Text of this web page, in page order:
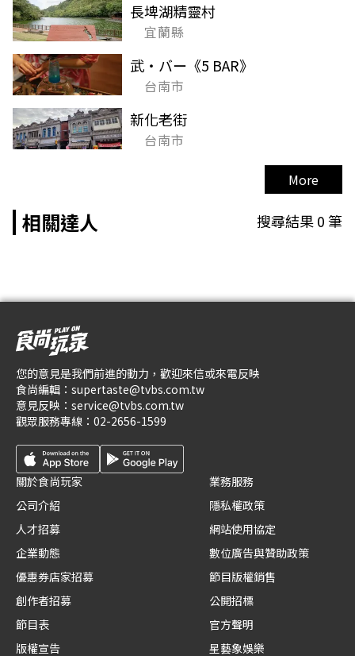
長埤湖精靈村
宜蘭縣
武・バー《5 BAR》
台南市
新化老街
台南市
More
相關達人 搜尋結果0筆
您的意見是我們前進的動力，歡迎來信或來電反映
食尚編輯： supertaste@tvbs.com.tw
意見反映： service@tvbs.com.tw
觀眾服務專線： 02-2656-1599
關於食尚玩家
公司介紹
人才招募
企業動態
優惠券店家招募
創作者招募
節目表
版權宣告
業務服務
隱私權政策
網站使用協定
數位廣告與贊助政策
節目版權銷售
公開招標
官方聲明
星藝象娛樂